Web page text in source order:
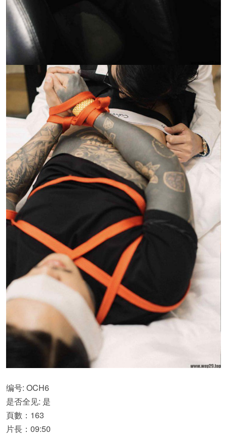
编号: OCH6
是否全见: 是
頁數：163
片長：09:50